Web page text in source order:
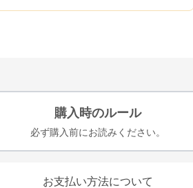
購入時のルール
必ず購入前にお読みください。
お支払い方法について